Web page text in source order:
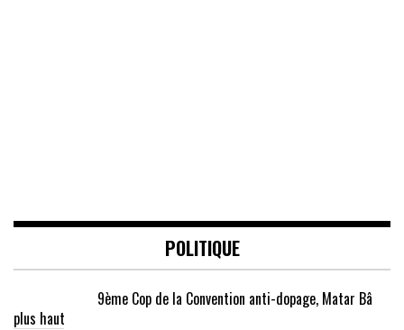
POLITIQUE
9ème Cop de la Convention anti-dopage, Matar Bâ
plus haut